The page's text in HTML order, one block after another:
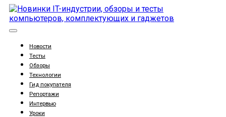
Новости
Тесты
Обзоры
Технологии
Гид покупателя
Репортажи
Интервью
Уроки